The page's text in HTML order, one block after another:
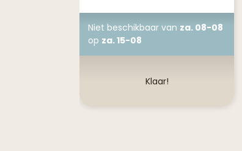
Niet beschikbaar van za. 08-08
op za. 15-08
Klaar!